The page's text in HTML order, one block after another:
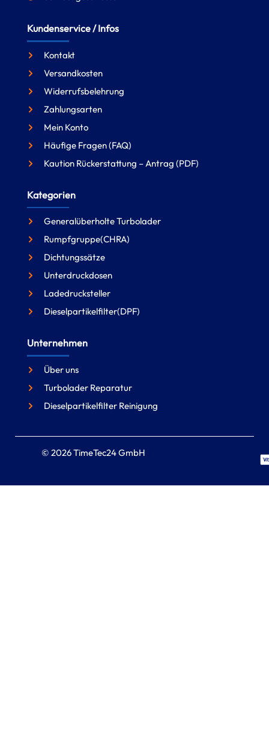
Kundenservice / Infos
Kontakt
Versandkosten
Widerrufsbelehrung
Zahlungsarten
Mein Konto
Häufige Fragen (FAQ)
Kaution Rückerstattung – Antrag (PDF)
Kategorien
Generalüberholte Turbolader
Rumpfgruppe(CHRA)
Dichtungssätze
Unterdruckdosen
Ladedrucksteller
Dieselpartikelfilter(DPF)
Unternehmen
Über uns
Turbolader Reparatur
Dieselpartikelfilter Reinigung
© 2026 TimeTec24 GmbH